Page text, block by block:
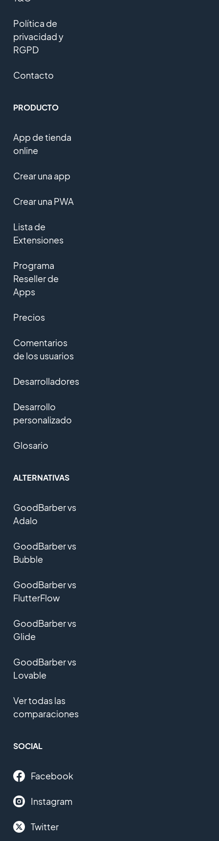
Política de
privacidad y
RGPD
Contacto
PRODUCTO
App de tienda
online
Crear una app
Crear una PWA
Lista de
Extensiones
Programa
Reseller de
Apps
Precios
Comentarios
de los usuarios
Desarrolladores
Desarrollo
personalizado
Glosario
ALTERNATIVAS
GoodBarber vs
Adalo
GoodBarber vs
Bubble
GoodBarber vs
FlutterFlow
GoodBarber vs
Glide
GoodBarber vs
Lovable
Ver todas las
comparaciones
SOCIAL
Facebook
Instagram
Twitter